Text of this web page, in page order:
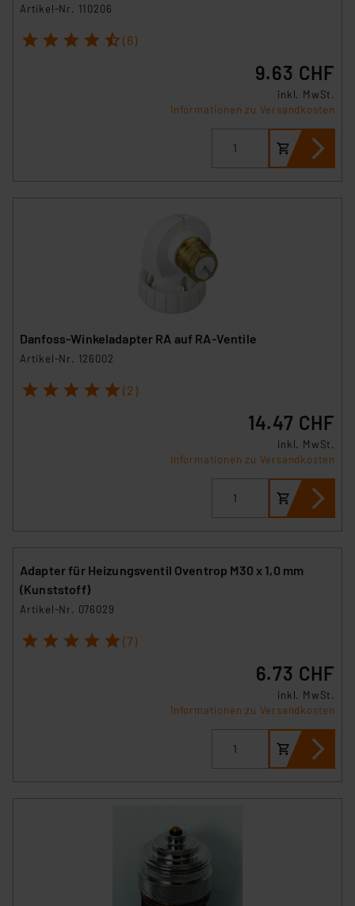
Artikel-Nr. 110206
1 2 3 4 5 (6)
9.63 CHF
inkl. MwSt.
Informationen zu Versandkosten
Danfoss-Winkeladapter RA auf RA-Ventile
Artikel-Nr. 126002
1 2 3 4 5 (2)
14.47 CHF
inkl. MwSt.
Informationen zu Versandkosten
Adapter für Heizungsventil Oventrop M30 x 1,0 mm
(Kunststoff)
Artikel-Nr. 076029
1 2 3 4 5 (7)
6.73 CHF
inkl. MwSt.
Informationen zu Versandkosten